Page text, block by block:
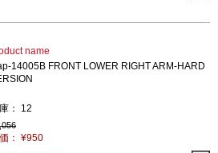
name
14005B FRONT LOWER RIGHT ARM-HARD
： 12
： ¥950